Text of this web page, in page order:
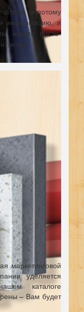
а потому
и информацию, и
наших посто-
маркетинговой
уделяется
каталоге
– Вам будет